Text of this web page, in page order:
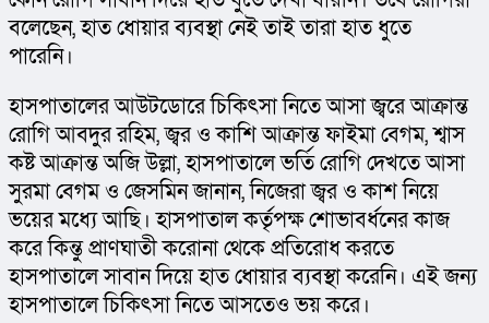
বলেছেন, হাত ধোয়ার ব্যবস্থা নেই তাই তারা হাত ধুতে
পারেনি।
হাসপাতালের আউটডোরে চিকিৎসা নিতে আসা জ্বরে আক্রান্ত
রোগি আবদুর রহিম, জ্বর ও কাশি আক্রান্ত ফাইমা বেগম, শ্বাস
কষ্ট আক্রান্ত অজি উল্লা, হাসপাতালে ভর্তি রোগি দেখতে আসা
সুরমা বেগম ও জেসমিন জানান, নিজেরা জ্বর ও কাশ নিয়ে
ভয়ের মধ্যে আছি। হাসপাতাল কর্তৃপক্ষ শোভাবর্ধনের কাজ
করে কিন্তু প্রাণঘাতী করোনা থেকে প্রতিরোধ করতে
হাসপাতালে সাবান দিয়ে হাত ধোয়ার ব্যবস্থা করেনি। এই জন্য
হাসপাতালে চিকিৎসা নিতে আসতেও ভয় করে।